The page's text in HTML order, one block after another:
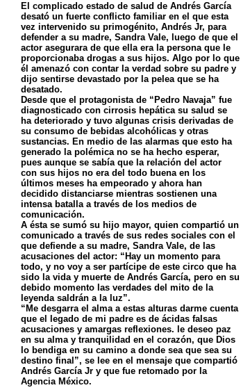
El complicado estado de salud de Andrés García
desató un fuerte conflicto familiar en el que esta
vez intervenido su primogénito, Andrés Jr, para
defender a su madre, Sandra Vale, luego de que el
actor asegurara de que ella era la persona que le
proporcionaba drogas a sus hijos. Algo por lo que
él amenazó con contar la verdad sobre su padre y
dijo sentirse devastado por la pelea que se ha
desatado.
Desde que el protagonista de “Pedro Navaja” fue
diagnosticado con cirrosis hepática su salud se
ha deteriorado y tuvo algunas crisis derivadas de
su consumo de bebidas alcohólicas y otras
sustancias. En medio de las alarmas que esto ha
generado la polémica no se ha hecho esperar,
pues aunque se sabía que la relación del actor
con sus hijos no era del todo buena en los
últimos meses ha empeorado y ahora han
decidido distanciarse mientras sostienen una
intensa batalla a través de los medios de
comunicación.
A ésta se sumó su hijo mayor, quien compartió un
comunicado a través de sus redes sociales con el
que defiende a su madre, Sandra Vale, de las
acusaciones del actor: “Hay un momento para
todo, y no voy a ser partícipe de este circo que ha
sido la vida y muerte de Andrés García, pero en su
debido momento las verdades del mito de la
leyenda saldrán a la luz”.
“Me desgarra el alma a estas alturas darme cuenta
que el legado de mi padre es de ácidas falsas
acusaciones y amargas reflexiones. le deseo paz
en su alma y tranquilidad en el corazón, que Dios
lo bendiga en su camino a donde sea que sea su
destino final”, se lee en el mensaje que compartió
Andrés García Jr y que fue retomado por la
Agencia México.